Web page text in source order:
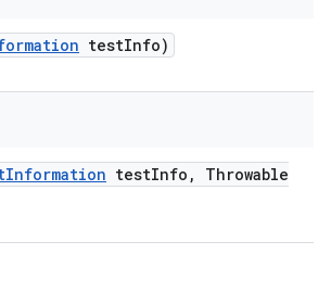
testInfo)
Information testInfo ,
Throwable